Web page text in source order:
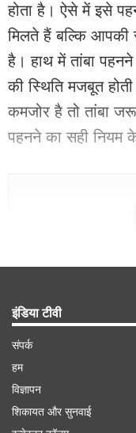
होता है। ऐसे में इसे
मिलते हैं बल्कि आपकी
है। हाथ में तांबा
की स्थिति मजबूत
कमजोर है तो तांबा
पहनने का सही नियम
तांबे का कड़ा किस दिन
इंडिया टीवी
संपर्क
हम
विज्ञापन
शिकायत और सुनवाई